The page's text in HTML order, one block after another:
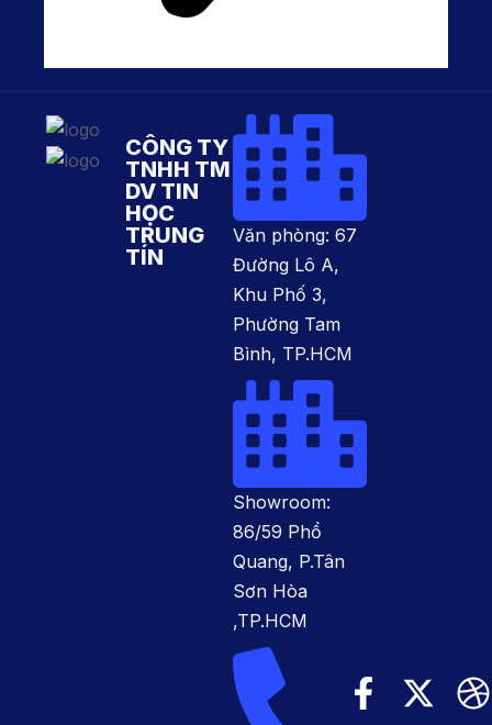
CÔNG TY
TNHH TM
DV TIN
HỌC
TRUNG
TÍN
Văn phòng: 67
Đường Lô A,
Khu Phố 3,
Phường Tam
Bình, TP.HCM
Showroom:
86/59 Phổ
Quang, P.Tân
Sơn Hòa
,TP.HCM